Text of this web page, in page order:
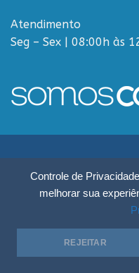
Controle de
melhorar sua
REJEITAR
Atendimento
Seg – Sex | 08:00h às
Sistema OCB Rondônia ©
Macalão, 4675 - Flodoaldo